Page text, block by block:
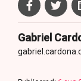
Gabriel